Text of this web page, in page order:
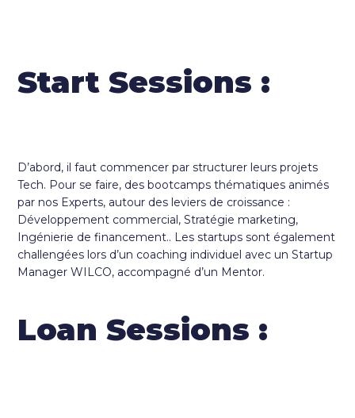
Start Sessions :
D’abord, il faut commencer par structurer leurs projets
Tech. Pour se faire, des bootcamps thématiques animés
par nos Experts, autour des leviers de croissance :
Développement commercial, Stratégie marketing,
Ingénierie de financement.. Les startups sont également
challengées lors d’un coaching individuel avec un Startup
Manager WILCO, accompagné d’un Mentor.
Loan Sessions :